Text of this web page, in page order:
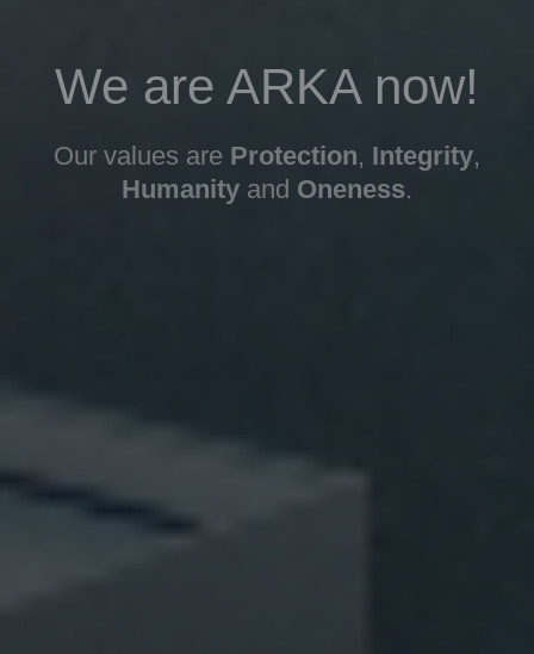
We are ARKA now!
Our values are Protection, Integrity,
Humanity and Oneness.